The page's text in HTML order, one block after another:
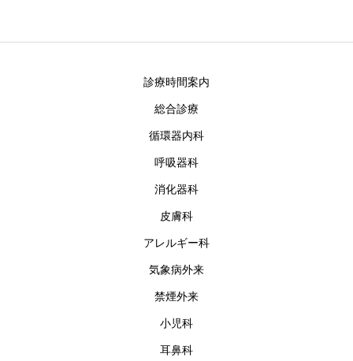
診療時間案内
総合診療
循環器内科
呼吸器科
消化器科
皮膚科
アレルギー科
気象病外来
禁煙外来
小児科
耳鼻科